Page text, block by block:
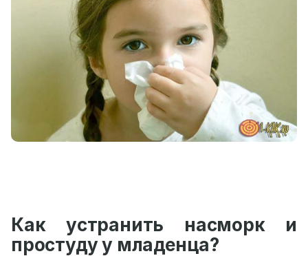
Как устранить насморк и
простуду у младенца?